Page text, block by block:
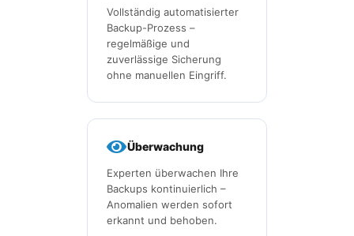
Vollständig automatisierter
Backup-Prozess –
regelmäßige und
zuverlässige Sicherung
ohne manuellen Eingriff.
Überwachung
Experten überwachen Ihre
Backups kontinuierlich –
Anomalien werden sofort
erkannt und behoben.